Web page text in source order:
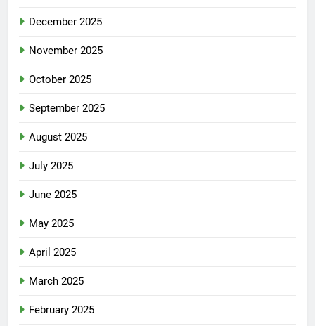
December 2025
November 2025
October 2025
September 2025
August 2025
July 2025
June 2025
May 2025
April 2025
March 2025
February 2025